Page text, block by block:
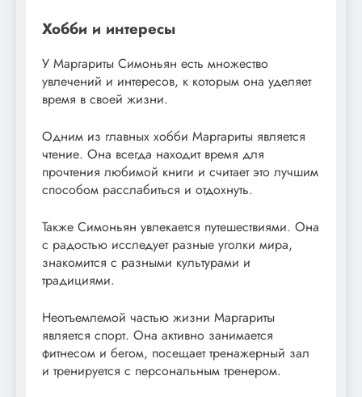
Хобби и интересы
У Маргариты Симоньян есть множество
увлечений и интересов, к которым она уделяет
время в своей жизни.
Одним из главных хобби Маргариты является
чтение. Она всегда находит время для
прочтения любимой книги и считает это лучшим
способом расслабиться и отдохнуть.
Также Симоньян увлекается путешествиями. Она
с радостью исследует разные уголки мира,
знакомится с разными культурами и
традициями.
Неотъемлемой частью жизни Маргариты
является спорт. Она активно занимается
фитнесом и бегом, посещает тренажерный зал
и тренируется с персональным тренером.